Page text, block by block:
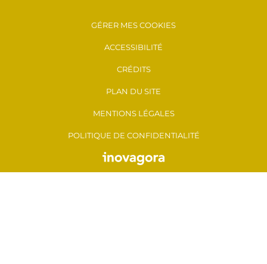
GÉRER MES COOKIES
ACCESSIBILITÉ
CRÉDITS
PLAN DU SITE
MENTIONS LÉGALES
POLITIQUE DE CONFIDENTIALITÉ